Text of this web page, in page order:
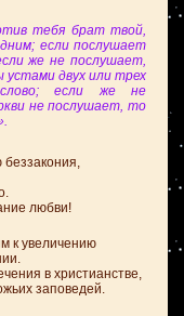
тебя брат твой,
если послушает
же не послушает,
устами двух или трех
слово; если же не
не послушает, то
любви!
к увеличению
в христианстве,
заповедей.